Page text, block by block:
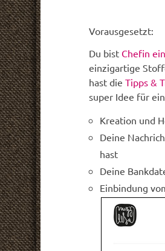
Vorausgesetzt:
Du bist Chefin
einzigartige
hast die Tipps &
super Idee für
Kreation und
Deine
hast
Deine
Einbindung